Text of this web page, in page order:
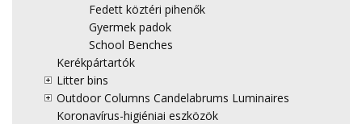
Fedett köztéri pihenők
Gyermek padok
School Benches
Kerékpártartók
Litter bins
Outdoor Columns Candelabrums Luminaires
Koronavírus-higiéniai eszközök